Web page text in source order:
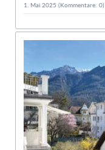
1. Mai 2025 (Kommentare: 0)